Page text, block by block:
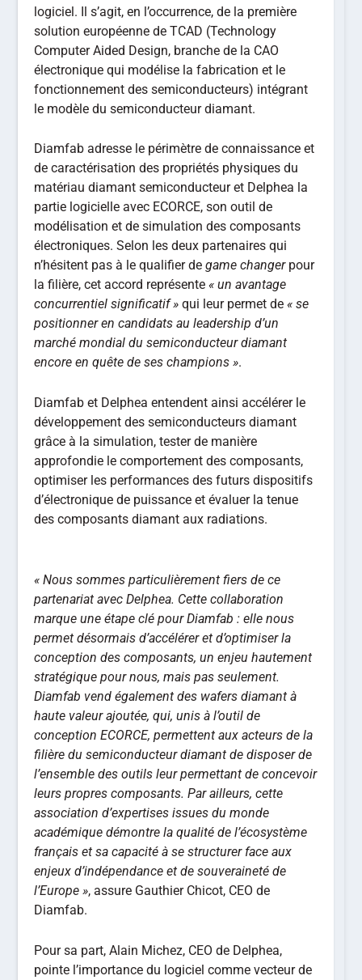
logiciel. Il s’agit, en l’occurrence, de la première
solution européenne de TCAD (Technology
Computer Aided Design, branche de la CAO
électronique qui modélise la fabrication et le
fonctionnement des semiconducteurs) intégrant
le modèle du semiconducteur diamant.
Diamfab adresse le périmètre de connaissance et
de caractérisation des propriétés physiques du
matériau diamant semiconducteur et Delphea la
partie logicielle avec ECORCE, son outil de
modélisation et de simulation des composants
électroniques. Selon les deux partenaires qui
n’hésitent pas à le qualifier degame changerpour
la filière, cet accord représente« un avantage
concurrentiel significatif » qui leur permet de« se
positionner en candidats au leadership d’un
marché mondial du semiconducteur diamant
encore en quête de ses champions ».
Diamfab et Delphea entendent ainsi accélérer le
développement des semiconducteurs diamant
grâce à la simulation, tester de manière
approfondie le comportement des composants,
optimiser les performances des futurs dispositifs
d’électronique de puissance et évaluer la tenue
des composants diamant aux radiations.
« Nous sommes particulièrement fiers de ce
partenariat avec Delphea. Cette collaboration
marque une étape clé pour Diamfab : elle nous
permet désormais d’accélérer et d’optimiser la
conception des composants, un enjeu hautement
stratégique pour nous, mais pas seulement.
Diamfab vend également des wafers diamant à
haute valeur ajoutée, qui, unis à l’outil de
conception ECORCE, permettent aux acteurs de la
filière du semiconducteur diamant de disposer de
l’ensemble des outils leur permettant de concevoir
leurs propres composants. Par ailleurs, cette
association d’expertises issues du monde
académique démontre la qualité de l’écosystème
français et sa capacité à se structurer face aux
enjeux d’indépendance et de souveraineté de
l’Europe », assure Gauthier Chicot, CEO de
Diamfab.
Pour sa part, Alain Michez, CEO de Delphea,
pointe l’importance du logiciel comme vecteur de